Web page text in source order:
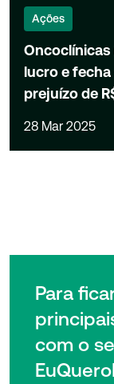
Ações
Oncoclínicas
lucro e fecha
prejuízo de
28 Mar 2025
Para
com o